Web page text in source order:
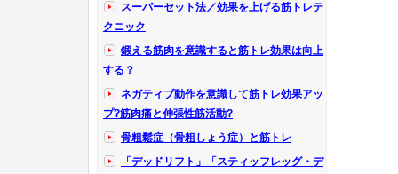
スーパーセット法／効果を上げる筋トレテ
クニック
鍛える筋肉を意識すると筋トレ効果は向上
する？
ネガティブ動作を意識して筋トレ効果アッ
プ?筋肉痛と伸張性筋活動?
骨粗鬆症（骨粗しょう症）と筋トレ
「デッドリフト」「スティッフレッグ・デ